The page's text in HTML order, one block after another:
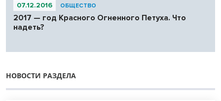
07.12.2016 ОБЩЕСТВО
2017 — год Красного Огненного Петуха. Что
надеть?
НОВОСТИ РАЗДЕЛА